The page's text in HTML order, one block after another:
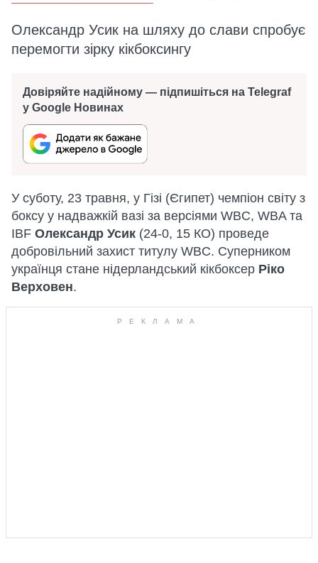
Олександр Усик на шляху до слави спробує
перемогти зірку кікбоксингу
Довіряйте надійному — підпишіться на Telegraf
у Google Новинах
У суботу, 23 травня, у Гізі (Єгипет) чемпіон світу з
боксу у надважкій вазі за версіями WBC, WBA та
IBF Олександр Усик (24-0, 15 КО) проведе
добровільний захист титулу WBC. Суперником
українця стане нідерландський кікбоксер Ріко
Верховен.